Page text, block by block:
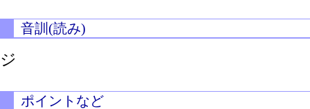
音訓(読み)
ジ
ポイントなど